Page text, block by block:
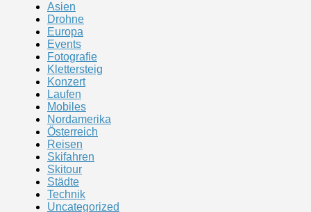
Asien
Drohne
Europa
Events
Fotografie
Klettersteig
Konzert
Laufen
Mobiles
Nordamerika
Österreich
Reisen
Skifahren
Skitour
Städte
Technik
Uncategorized